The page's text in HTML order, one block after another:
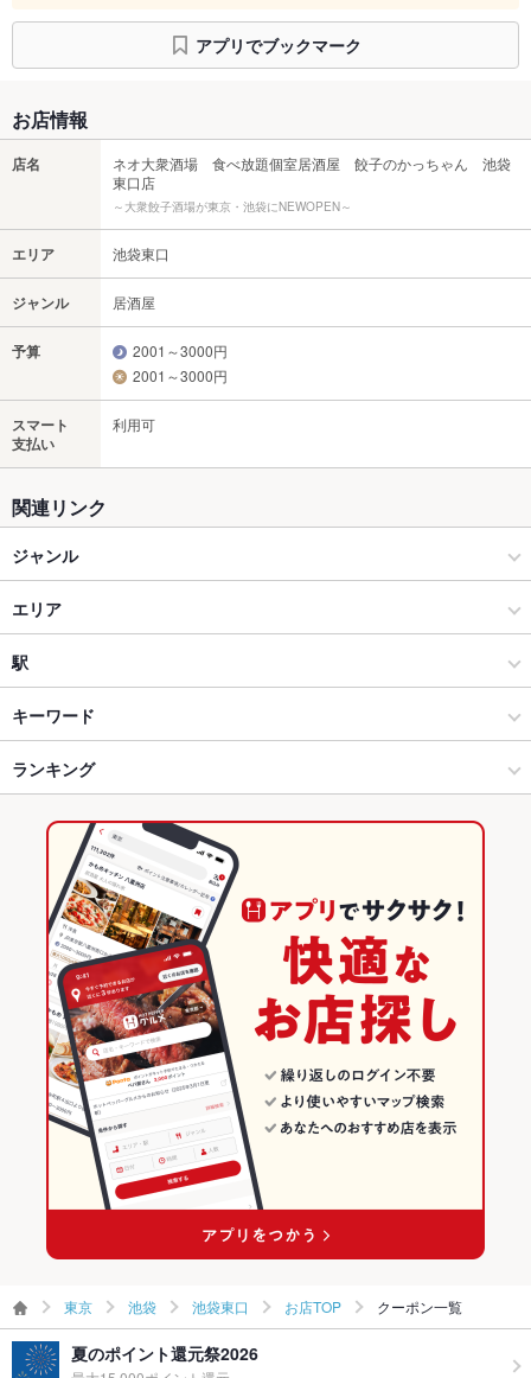
アプリでブックマーク
お店情報
店名
ネオ大衆酒場 食べ放題個室居酒屋 餃子のかっちゃん 池袋
東口店
～大衆餃子酒場が東京・池袋にNEWOPEN～
エリア 池袋東口
ジャンル 居酒屋
予算
2001～3000円
2001～3000円
スマート
支払い
利用可
関連リンク
ジャンル
居酒屋
和風
洋・和洋・各国料理・その他
池袋 × 居酒屋
池袋 × 和風
池袋 × 洋・和洋・各国料理・その他
池袋駅 × 居酒屋
池袋駅 × 和風
池袋駅 × 洋・和洋・各国料理・その他
エリア
池袋東口
池袋東口 × 居酒屋
池袋東口 × 和風
池袋東口 × 洋・和洋・各国料理・その他
東京 × 居酒屋
東京 × 和風
東京 × 洋・和洋・各国料理・その他
駅
池袋駅
都電雑司ケ谷駅
東池袋四丁目駅
キーワード
からあげ
たこ焼き 揚げ餃子
ランキング
東京のグルメランキング
東京の居酒屋ランキング
池袋のグルメランキング
池袋の居酒屋ランキング
池袋東口のグルメランキング
池袋東口の居酒屋ランキング
東京 池袋 池袋東口 お店TOP クーポン一覧
夏のポイント還元祭2026